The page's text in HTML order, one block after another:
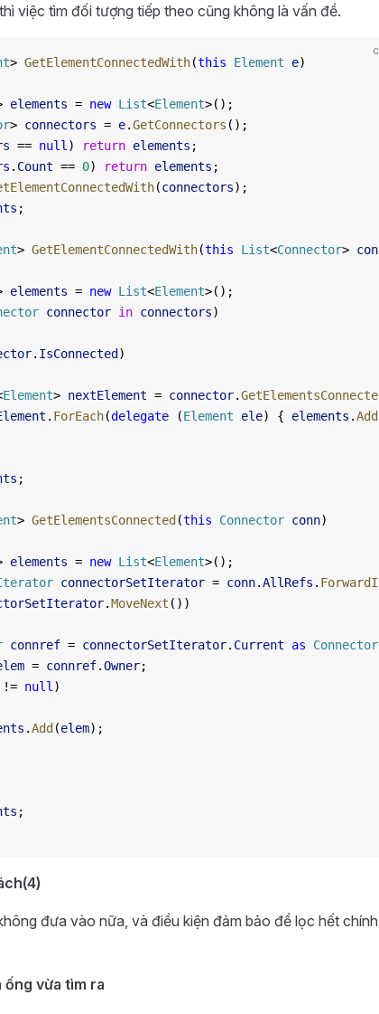
việc tìm đối tượng tiếp theo cũng không là vấn đề.
> GetElementConnectedWith(this Element e)
elements = new List<Element>();
> connectors = e.GetConnectors ();
== null ) return elements ;
. Count == 0) return elements ;
(connectors);
;
> GetElementConnectedWith(this List<Connector>
elements = new List<Element>();
connector in connectors)
. IsConnected)
Element> nextElement = connector.
. ForEach(delegate (Element ele) { elements .Add
;
> GetElementsConnected(this Connector conn)
elements = new List<Element>();
connectorSetIterator = conn.AllRefs .
.MoveNext ())
connref = connectorSetIterator. Current as Connector
= connref.Owner;
!= null )
.Add(elem);
;
đưa vào nữa, và điều kiện đảm bảo để lọc hết
ống vừa tìm ra